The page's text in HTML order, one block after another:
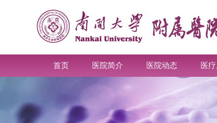
首页 医院简介 医院动态 医